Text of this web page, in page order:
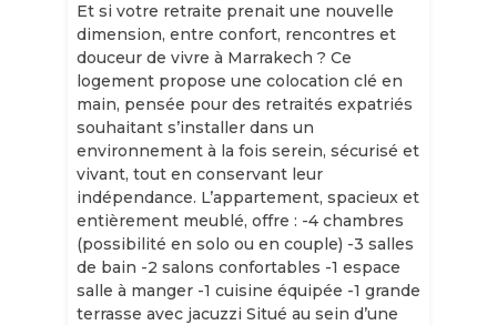
Et si votre retraite prenait une nouvelle
dimension, entre confort, rencontres et
douceur de vivre à Marrakech ? Ce
logement propose une colocation clé en
main, pensée pour des retraités expatriés
souhaitant s’installer dans un
environnement à la fois serein, sécurisé et
vivant, tout en conservant leur
indépendance. L’appartement, spacieux et
entièrement meublé, offre : -4 chambres
(possibilité en solo ou en couple) -3 salles
de bain -2 salons confortables -1 espace
salle à manger -1 cuisine équipée -1 grande
terrasse avec jacuzzi Situé au sein d’une